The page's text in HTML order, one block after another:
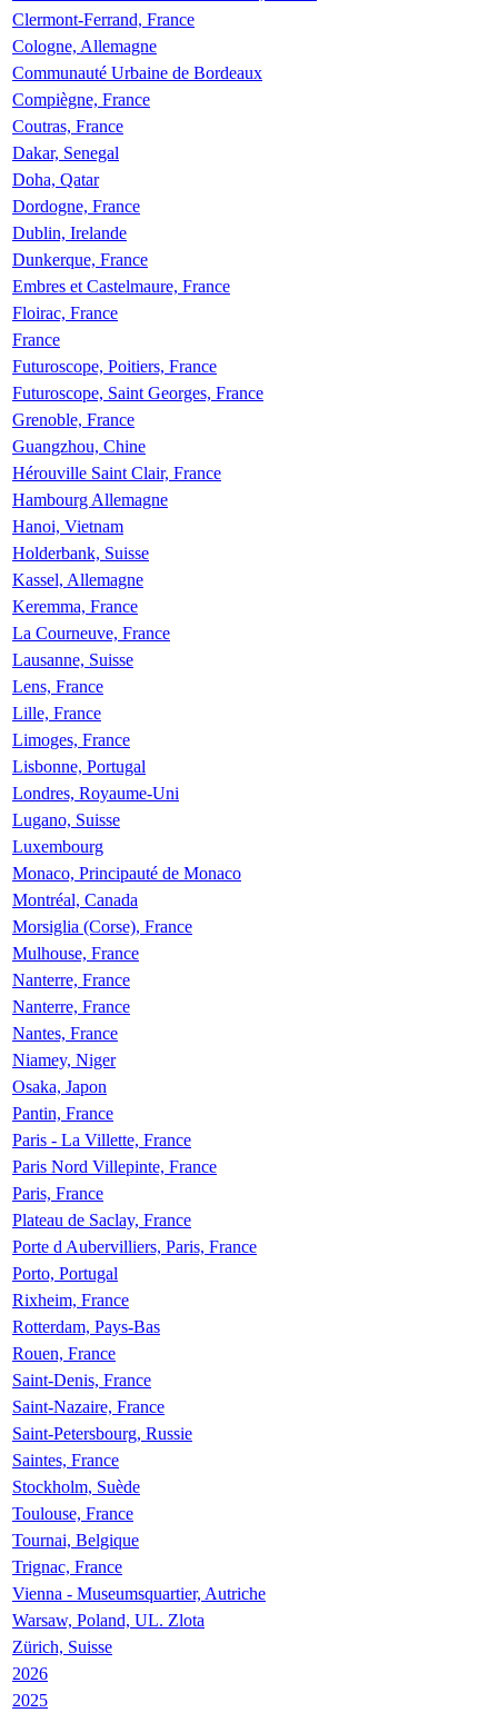
Clermont-Ferrand, France
Cologne, Allemagne
Communauté Urbaine de Bordeaux
Compiègne, France
Coutras, France
Dakar, Senegal
Doha, Qatar
Dordogne, France
Dublin, Irelande
Dunkerque, France
Embres et Castelmaure, France
Floirac, France
France
Futuroscope, Poitiers, France
Futuroscope, Saint Georges, France
Grenoble, France
Guangzhou, Chine
Hérouville Saint Clair, France
Hambourg Allemagne
Hanoi, Vietnam
Holderbank, Suisse
Kassel, Allemagne
Keremma, France
La Courneuve, France
Lausanne, Suisse
Lens, France
Lille, France
Limoges, France
Lisbonne, Portugal
Londres, Royaume-Uni
Lugano, Suisse
Luxembourg
Monaco, Principauté de Monaco
Montréal, Canada
Morsiglia (Corse), France
Mulhouse, France
Nanterre, France
Nanterre, France
Nantes, France
Niamey, Niger
Osaka, Japon
Pantin, France
Paris - La Villette, France
Paris Nord Villepinte, France
Paris, France
Plateau de Saclay, France
Porte d Aubervilliers, Paris, France
Porto, Portugal
Rixheim, France
Rotterdam, Pays-Bas
Rouen, France
Saint-Denis, France
Saint-Nazaire, France
Saint-Petersbourg, Russie
Saintes, France
Stockholm, Suède
Toulouse, France
Tournai, Belgique
Trignac, France
Vienna - Museumsquartier, Autriche
Warsaw, Poland, UL. Zlota
Zürich, Suisse
2026
2025